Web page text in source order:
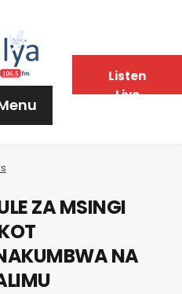
ZA MSINGI
NA
Listen
Live